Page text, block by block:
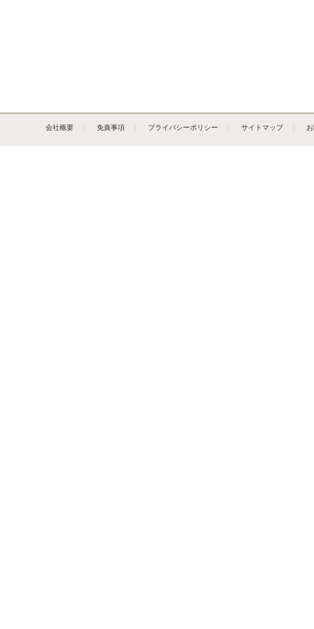
会社概要 免責事項 プライバシーポリシー サイトマップ｜